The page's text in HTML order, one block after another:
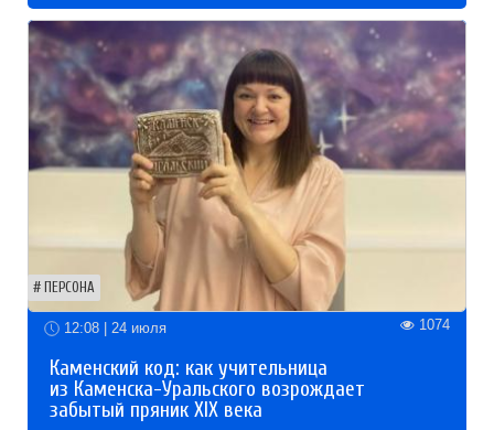
ПЕРСОНА
12:08 | 24 июля 1074
Каменский код: как учительница
из Каменска-Уральского возрождает
забытый пряник XIX века